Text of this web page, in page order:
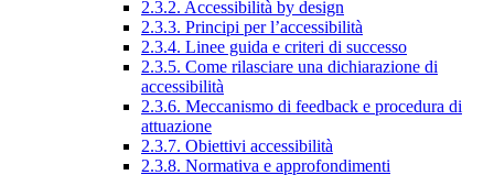
2.3.2. Accessibilità by design
2.3.3. Principi per l’accessibilità
2.3.4. Linee guida e criteri di successo
2.3.5. Come rilasciare una dichiarazione di
accessibilità
2.3.6. Meccanismo di feedback e procedura di
attuazione
2.3.7. Obiettivi accessibilità
2.3.8. Normativa e approfondimenti